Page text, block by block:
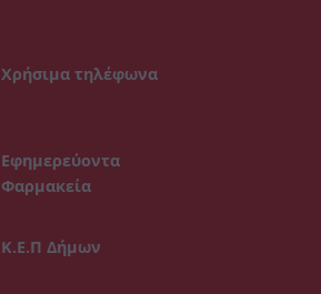
Χρήσιμα τηλέφωνα
Εφημερεύοντα
Φαρμακεία
Κ.Ε.Π Δήμων